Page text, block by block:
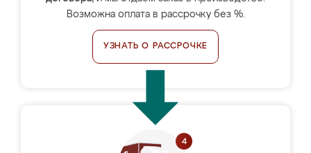
Возможна оплата в рассрочку без %.
УЗНАТЬ О РАССРОЧКЕ